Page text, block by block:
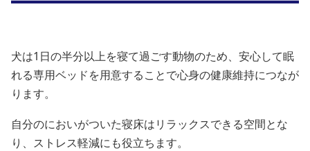
犬は1日の半分以上を寝て過ごす動物のため、安心して眠
れる専用ベッドを用意することで心身の健康維持につなが
ります。
自分のにおいがついた寝床はリラックスできる空間とな
り、ストレス軽減にも役立ちます。